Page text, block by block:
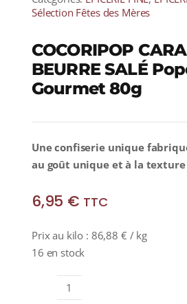
Sélection Fêtes des Mères
COCORIPOP
BEURRE SALÉ
Gourmet 80g
Une confiserie unique
au goût unique et à la
6,95 € TTC
Prix au kilo : 86,88 € / kg
16 en stock
quantité